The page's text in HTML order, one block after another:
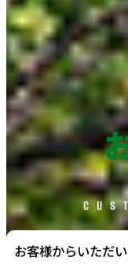
お客様からいただ